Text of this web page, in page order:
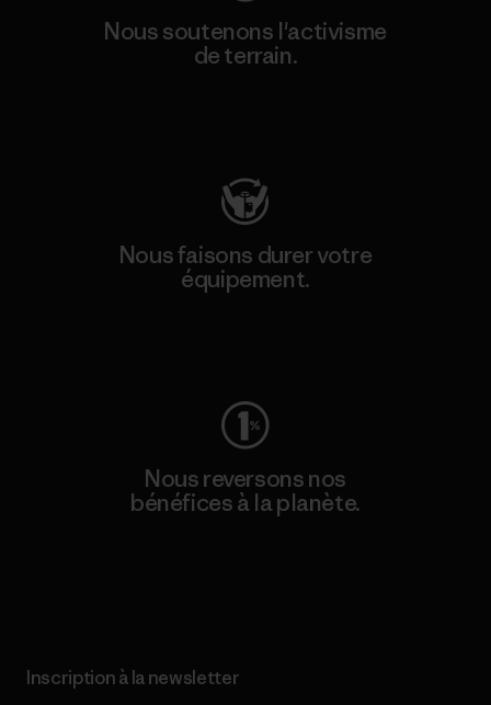
Nous soutenons l'activisme
de terrain.
Nous faisons durer votre
équipement.
Nous reversons nos
bénéfices à la planète.
Inscription à la newsletter